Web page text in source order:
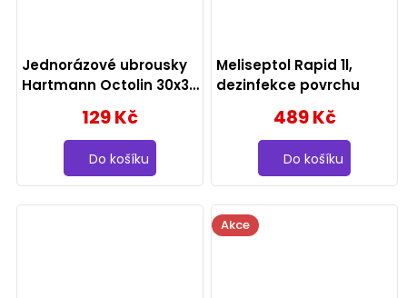
Jednorázové ubrousky
Hartmann Octolin 30x30
129 Kč
Do košíku
Meliseptol Rapid 1l,
dezinfekce povrchu
489 Kč
Do košíku
Akce